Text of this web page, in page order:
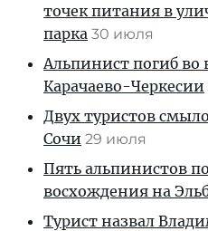
точек питания в
парка 30 июля
Альпинист погиб
Карачаево-Черкесии
Двух туристов
Сочи 29 июля
Пять альпинистов
восхождения на
Турист назвал